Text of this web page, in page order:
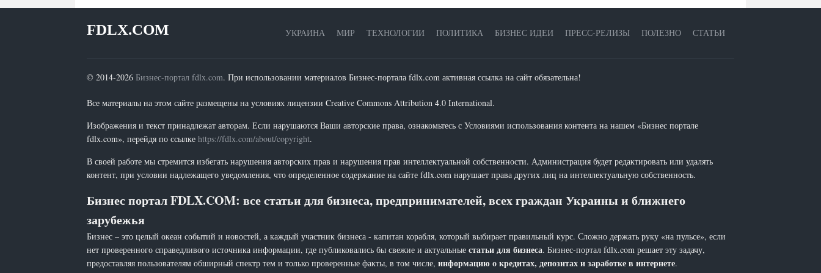
УКРАИНА МИР ТЕХНОЛОГИИ ПОЛИТИКА БИЗНЕС ИДЕИ ПРЕСС-РЕЛИЗЫ ПОЛЕЗНО СТАТЬИ
FDLX.COM
© 2014-2026 Бизнес-портал fdlx.com. При использовании материалов Бизнес-портала fdlx.com активная ссылка на сайт обязательна!
Все материалы на этом сайте размещены на условиях лицензии Creative Commons Attribution 4.0 International.
Изображения и текст принадлежат авторам. Если нарушаются Ваши авторские права, ознакомьтесь с Условиями использования контента на нашем «Бизнес портале
fdlx.com», перейдя по ссылке https://fdlx.com/about/copyright.
В своей работе мы стремится избегать нарушения авторских прав и нарушения прав интеллектуальной собственности. Администрация будет редактировать или удалять
контент, при условии надлежащего уведомления, что определенное содержание на сайте fdlx.com нарушает права других лиц на интеллектуальную собственность.
Бизнес портал FDLX.COM: все статьи для бизнеса, предпринимателей, всех граждан Украины и ближнего
зарубежья
Бизнес – это целый океан событий и новостей, а каждый участник бизнеса - капитан корабля, который выбирает правильный курс. Сложно держать руку «на пульсе», если
нет проверенного справедливого источника информации, где публиковались бы свежие и актуальные статьи для бизнеса. Бизнес-портал fdlx.com решает эту задачу,
предоставляя пользователям обширный спектр тем и только проверенные факты, в том числе, информацию о кредитах, депозитах и заработке в интернете.